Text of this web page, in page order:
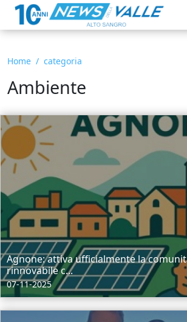
Home categoria
Ambiente
Agnone: attiva ufficialmente la
rinnovabile c...
07-11-2025